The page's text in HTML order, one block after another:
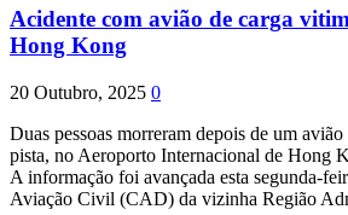
Acidente com avião de carga
Hong Kong
20 Outubro, 2025 0
Duas pessoas morreram depois de um
pista, no Aeroporto Internacional de Hong
A informação foi avançada esta segunda-
Aviação Civil (CAD) da vizinha Região